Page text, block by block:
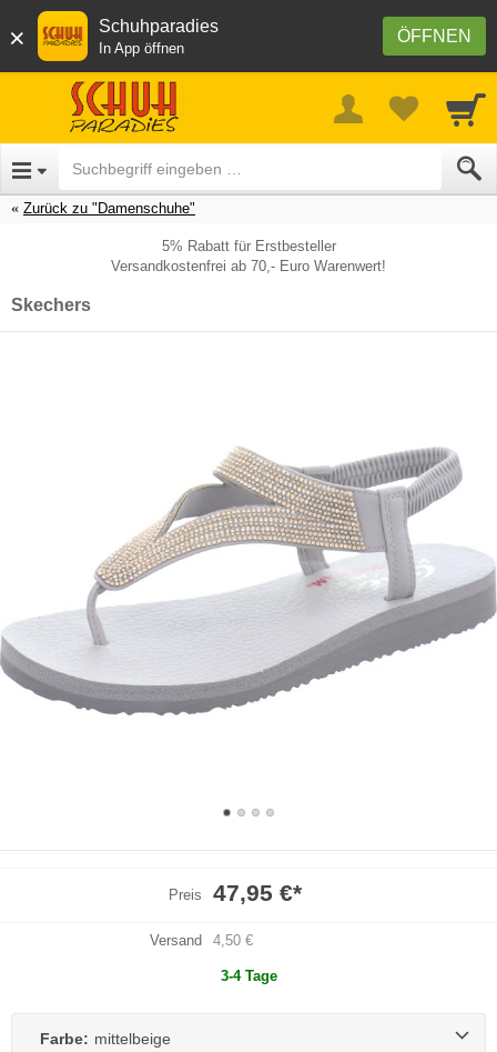
× ÖFFNEN
Schuhparadies
In App öffnen
Zurück zu "Damenschuhe"
5% Rabatt für Erstbesteller
Versandkostenfrei ab 70,- Euro Warenwert!
Skechers
Preis 47,95 €*
Versand 4,50 €
3-4 Tage
Farbe: mittelbeige